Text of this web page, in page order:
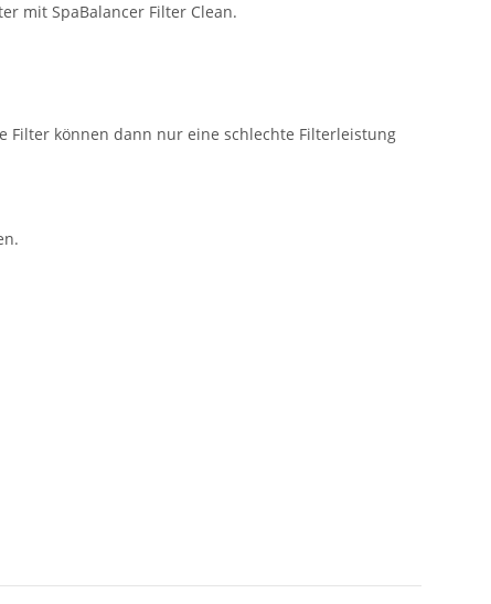
mit SpaBalancer Filter Clean.
Filter können dann nur eine schlechte Filterleistung